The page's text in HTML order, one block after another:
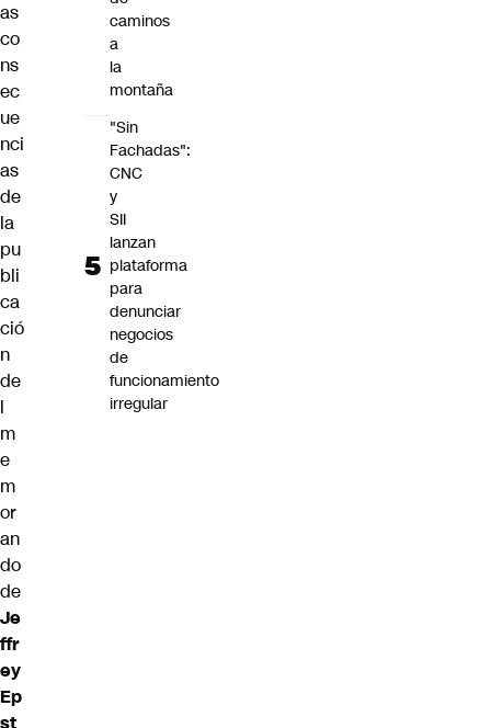
as
co
ns
ec
ue
nci
as
de
la
pu
bli
ca
ció
n
de
l
m
e
m
or
an
do
de
Je
ffr
ey
Ep
st
caminos
a
la
montaña
"Sin
Fachadas":
CNC
y
SII
lanzan
plataforma
para
denunciar
negocios
de
funcionamiento
irregular